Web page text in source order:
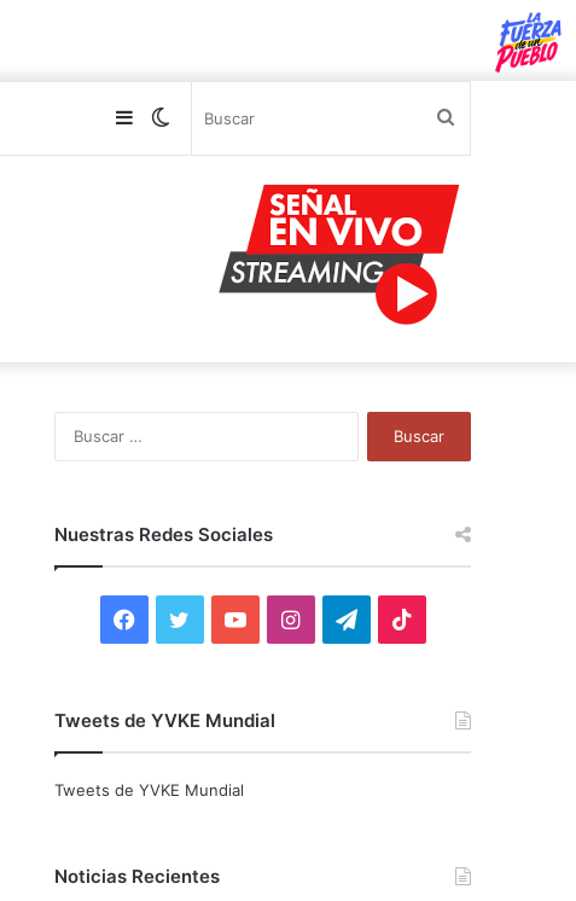
Switch
Sidebar
Nuestras Redes Sociales
F
c
i
Y
u
I
T
Tweets de YVKE Mundial
Tweets de YVKE Mundial
Noticias Recientes